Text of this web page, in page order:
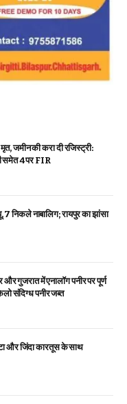
जमीन की करा दी रजिस्ट्री:
समेत 4 पर FIR
7 निकले नाबालिग; रायपुर का झांसा
और गुजरात में एनालॉग पनीर पर पूर्ण
संदिग्ध पनीर जब्त
और जिंदा कारतूस के साथ